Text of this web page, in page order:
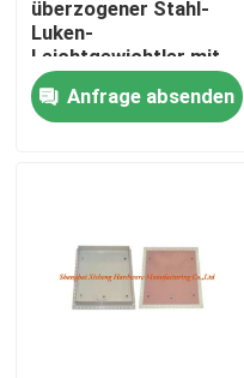
Produkte
Über uns
überzogener Stahl-
Luken-
Leichtgewichtler mit
Plastik-Bule-Schlüssel
Anfrage absenden